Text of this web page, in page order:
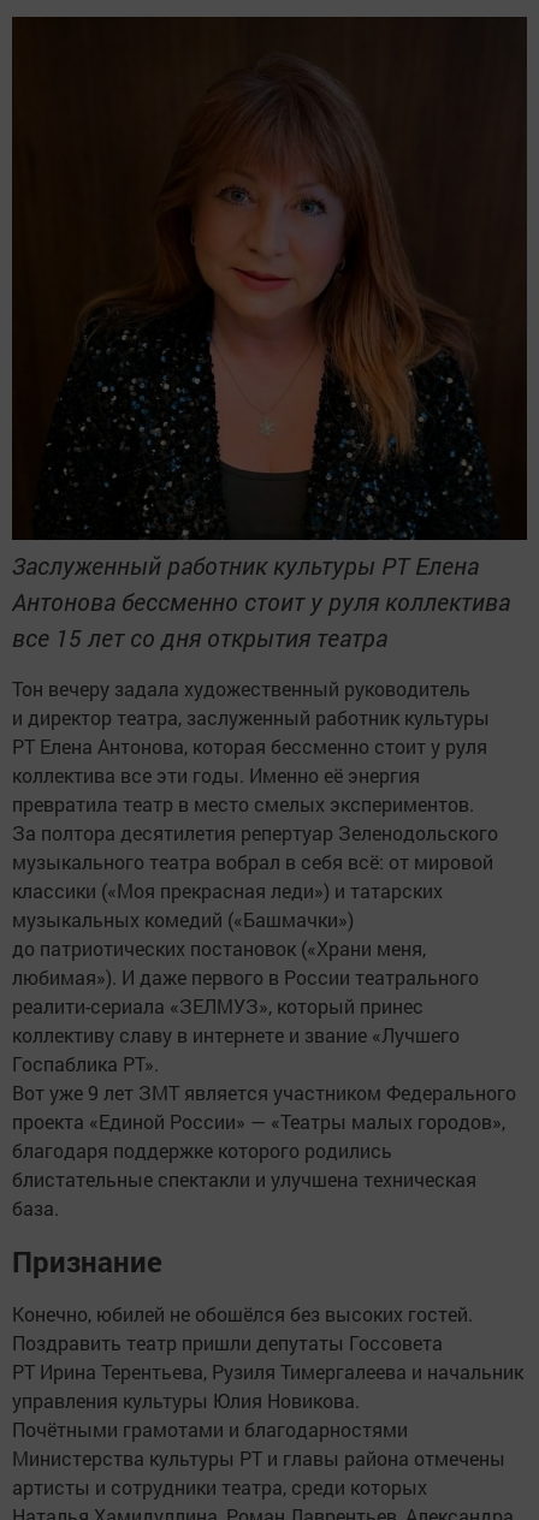
Заслуженный работник культуры РТ Елена
Антонова бессменно стоит у руля коллектива
все 15 лет со дня открытия театра
Тон вечеру задала художественный руководитель
и директор театра, заслуженный работник культуры
РТ Елена Антонова, которая бессменно стоит у руля
коллектива все эти годы. Именно её энергия
превратила театр в место смелых экспериментов.
За полтора десятилетия репертуар Зеленодольского
музыкального театра вобрал в себя всё: от мировой
классики («Моя прекрасная леди») и татарских
музыкальных комедий («Башмачки»)
до патриотических постановок («Храни меня,
любимая»). И даже первого в России театрального
реалити-сериала «ЗЕЛМУЗ», который принес
коллективу славу в интернете и звание «Лучшего
Госпаблика РТ».
Вот уже 9 лет ЗМТ является участником Федерального
проекта «Единой России» — «Театры малых городов»,
благодаря поддержке которого родились
блистательные спектакли и улучшена техническая
база.
Признание
Конечно, юбилей не обошёлся без высоких гостей.
Поздравить театр пришли депутаты Госсовета
РТ Ирина Терентьева, Рузиля Тимергалеева и начальник
управления культуры Юлия Новикова.
Почётными грамотами и благодарностями
Министерства культуры РТ и главы района отмечены
артисты и сотрудники театра, среди которых